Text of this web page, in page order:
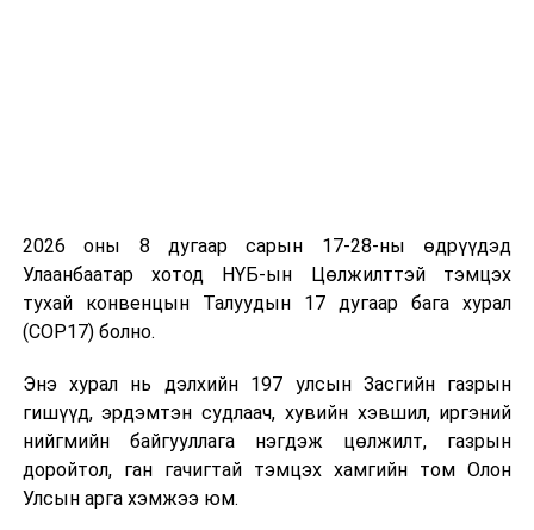
2026 оны 8 дугаар сарын 17-28-ны өдрүүдэд
Улаанбаатар хотод НҮБ-ын Цөлжилттэй тэмцэх
тухай конвенцын Талуудын 17 дугаар бага хурал
(COP17) болно.
Энэ хурал нь дэлхийн 197 улсын Засгийн газрын
гишүүд, эрдэмтэн судлаач, хувийн хэвшил, иргэний
нийгмийн байгууллага нэгдэж цөлжилт, газрын
доройтол, ган гачигтай тэмцэх хамгийн том Олон
Улсын арга хэмжээ юм.